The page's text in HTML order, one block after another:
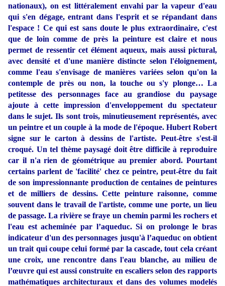
nationaux), on est littéralement envahi par la vapeur d'eau
qui s'en dégage, entrant dans l'esprit et se répandant dans
l'espace ! Ce qui est sans doute le plus extraordinaire, c'est
que de loin comme de près la peinture est claire et nous
permet de ressentir cet élément aqueux, mais aussi pictural,
avec densité et d'une manière distincte selon l'éloignement,
comme l'eau s'envisage de manières variées selon qu'on la
contemple de près ou non, la touche ou s'y plonge… La
petitesse des personnages face au grandiose du paysage
ajoute à cette impression d'enveloppement du spectateur
dans le sujet. Ils sont trois, minutieusement représentés, avec
un peintre et un couple à la mode de l'époque. Hubert Robert
signe sur le carton à dessins de l'artiste. Peut-être s'est-il
croqué. Un tel thème paysagé doit être difficile à reproduire
car il n'a rien de géométrique au premier abord. Pourtant
certains parlent de 'facilité' chez ce peintre, peut-être du fait
de son impressionnante production de centaines de peintures
et de milliers de dessins. Cette peinture raisonne, comme
souvent dans le travail de l'artiste, comme une porte, un lieu
de passage. La rivière se fraye un chemin parmi les rochers et
l'eau est acheminée par l’aqueduc. Si on prolonge le bras
indicateur d'un des personnages jusqu'à l’aqueduc on obtient
un trait qui coupe celui formé par la cascade, tout cela créant
une croix, une rencontre dans l'eau blanche, au milieu de
l’œuvre qui est aussi construite en escaliers selon des rapports
mathématiques architecturaux et dans des volumes modelés